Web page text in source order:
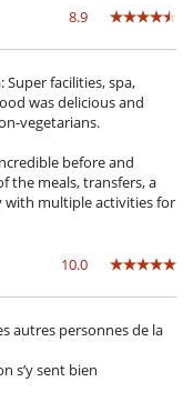
8.9
facilities, spa,
was delicious and
vegetarians.
before and
the meals, transfers, a
with multiple activities for
10.0
autres personnes de la
s’y sent bien